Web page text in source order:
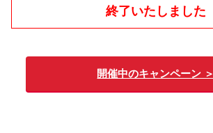
終了いたしました
開催中のキャンペーン ＞